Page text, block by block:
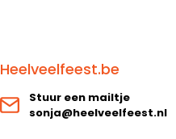
Heelveelfeest.be
Stuur een mailtje
sonja@heelveelfeest.nl